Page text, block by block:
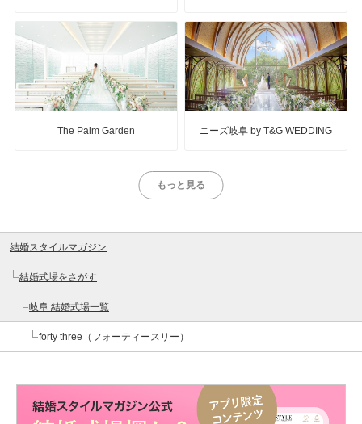
The Palm Garden ニーズ岐阜 by T&G WEDDING
もっと見る
結婚スタイルマガジン
結婚式場をさがす
岐阜 結婚式場一覧
forty three（フォーティースリー）